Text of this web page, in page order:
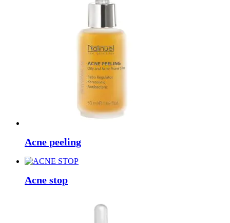
Acne peeling
Acne stop